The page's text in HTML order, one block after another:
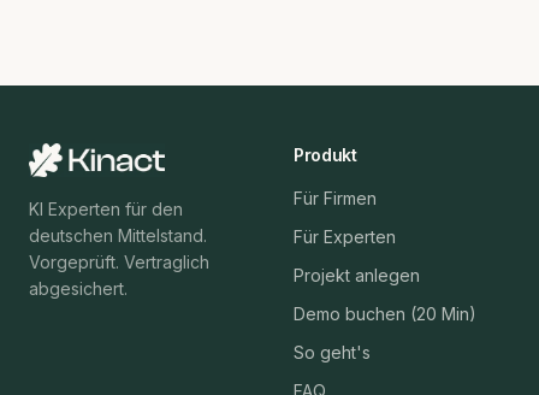
KI Experten für den
deutschen Mittelstand.
Vorgeprüft. Vertraglich
abgesichert.
Produkt
Für Firmen
Für Experten
Projekt anlegen
Demo buchen (20 Min)
So geht's
FAQ